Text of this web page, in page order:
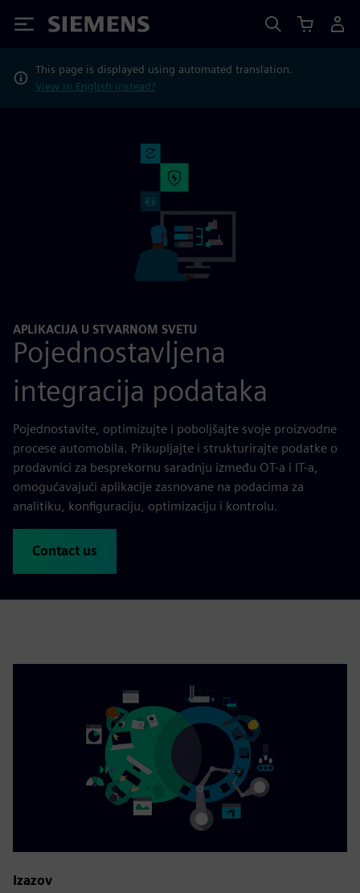
Siemens
This page is displayed using automated translation.
View in English instead?
APLIKACIJA U STVARNOM SVETU
Pojednostavljena
integracija podataka
Pojednostavite, optimizujte i poboljšajte svoje proizvodne
procese automobila. Prikupljajte i strukturirajte podatke o
prodavnici za besprekornu saradnju između OT-a i IT-a,
omogućavajući aplikacije zasnovane na podacima za
analitiku, konfiguraciju, optimizaciju i kontrolu.
Contact us
Izazov